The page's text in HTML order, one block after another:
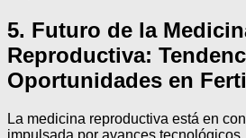
5. Futuro de la
Reproductiva:
Oportunidades en
La medicina reproductiva está en
impulsada por avances